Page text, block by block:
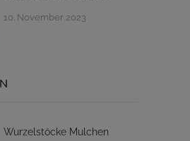
10. November 2023
Wurzelstöcke Mulchen